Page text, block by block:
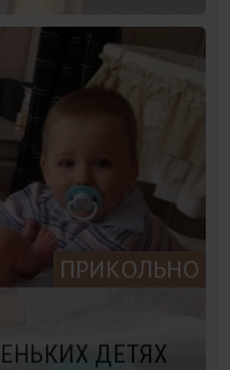
ПРИКОЛЬНО
ДЕТЯХ